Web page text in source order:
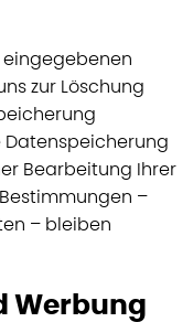
eingegebenen
zur Löschung
Datenspeicherung
Bearbeitung Ihrer
–
– bleiben
Werbung